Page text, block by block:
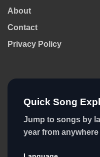
About
Contact
Privacy Policy
Quick Song
Jump to songs by
year from